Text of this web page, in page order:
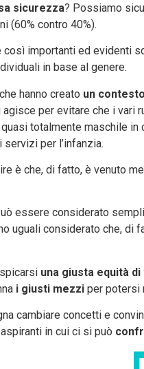
sicurezza? Possiamo
(60% contro 40%).
importanti ed evidenti
in base al genere.
hanno creato un
per evitare che i vari
totalmente maschile
per l’infanzia.
è che, di fatto, è venuto
essere considerato
uguali considerato che, di
una giusta equità
i giusti mezzi per potersi
cambiare concetti e
in cui ci si può